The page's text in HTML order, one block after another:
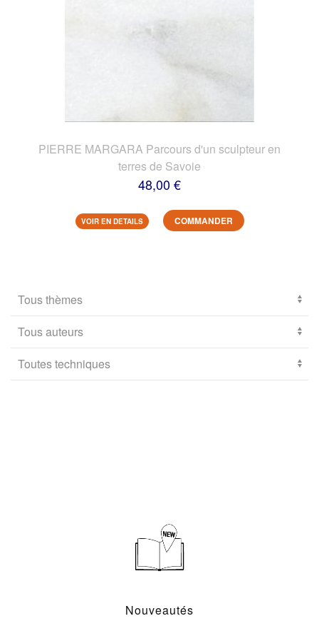
PIERRE MARGARA Parcours d'un sculpteur en
terres de Savoie
48,00 €
VOIR EN DETAILS COMMANDER
Nouveautés